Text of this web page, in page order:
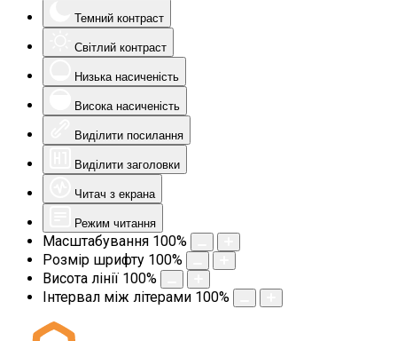
Темний контраст
Світлий контраст
Низька насиченість
Висока насиченість
Виділити посилання
Виділити заголовки
Читач з екрана
Режим читання
Масштабування 100%
Розмір шрифту 100%
Висота лінії 100%
Інтервал між літерами 100%